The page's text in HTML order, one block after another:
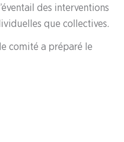
des interventions
que collectives.
comité a préparé le